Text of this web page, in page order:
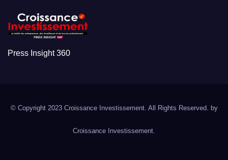
Press Insight 360
© Copyright 2023 Croissance Investissement. All Rights Reserved. by
Croissance Investissement.